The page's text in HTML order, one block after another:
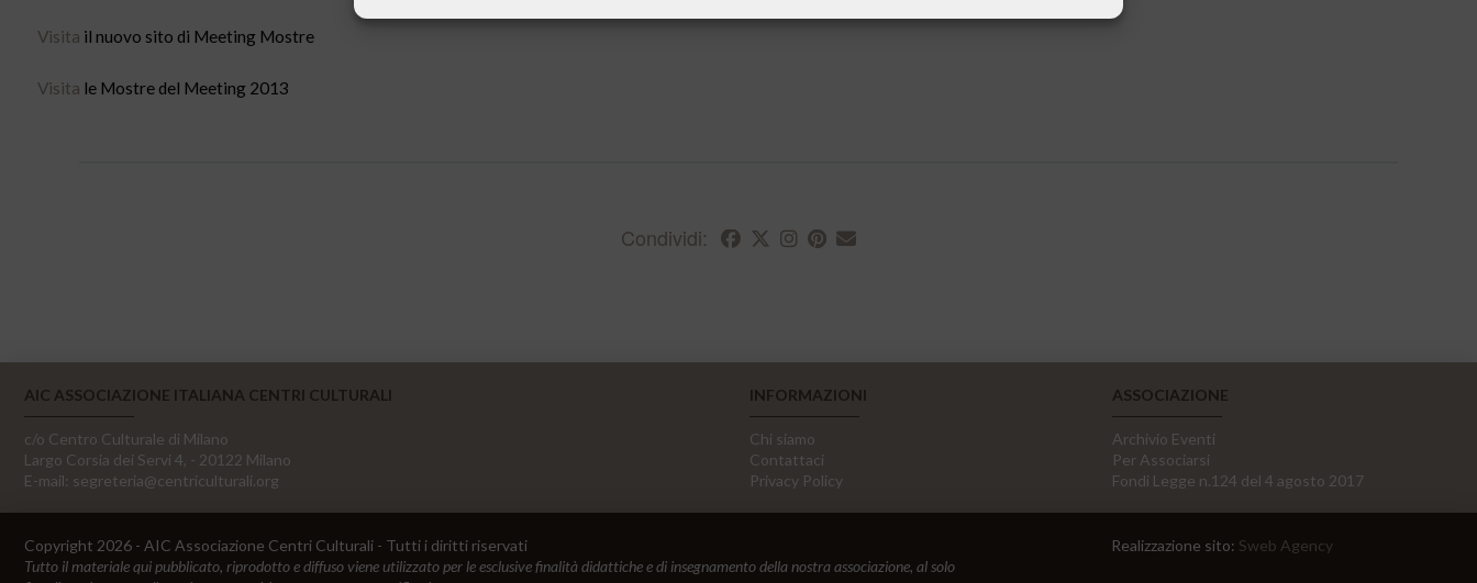
Visita il nuovo sito di Meeting Mostre
Visita le Mostre del Meeting 2013
Condividi:
AIC ASSOCIAZIONE ITALIANA CENTRI CULTURALI
c/o Centro Culturale di Milano
Largo Corsia dei Servi 4, - 20122 Milano
E-mail: segreteria@centriculturali.org
INFORMAZIONI
Chi siamo
Contattaci
Privacy Policy
ASSOCIAZIONE
Archivio Eventi
Per Associarsi
Fondi Legge n.124 del 4 agosto 2017
Copyright 2026 - AIC Associazione Centri Culturali - Tutti i diritti riservati
Tutto il materiale qui pubblicato, riprodotto e diffuso viene utilizzato per le esclusive finalità didattiche e di insegnamento della nostra associazione, al solo
Realizzazione sito: Sweb Agency